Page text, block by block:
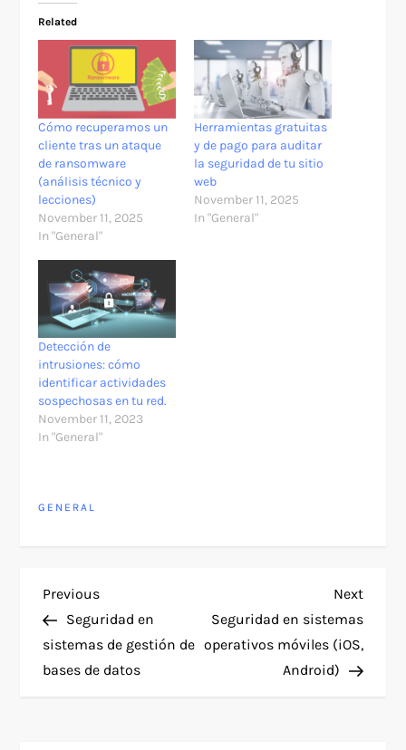
Related
Cómo recuperamos un
cliente tras un ataque
de ransomware
(análisis técnico y
lecciones)
November 11, 2025
In "General"
Herramientas gratuitas
y de pago para auditar
la seguridad de tu sitio
web
November 11, 2025
In "General"
Detección de
intrusiones: cómo
identificar actividades
sospechosas en tu red.
November 11, 2023
In "General"
GENERAL
P
o
s
Previous
Post
Previous
Seguridad en
sistemas de gestión de
bases de datos
Next
Post
Next
Seguridad en sistemas
operativos móviles (iOS,
Android)